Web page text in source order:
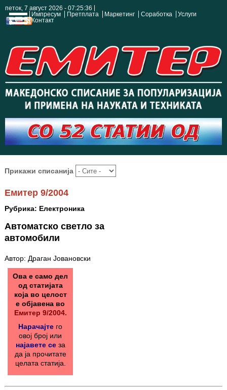
петок, 7 август 2026 - 07:25:36
Импресум
Претплата Маркетинг Соработка
Услуги
Контакт
Прикажи списанија
Емитер 9/2004
Рубрика: Електроника
Автоматско светло за
автомобили
Автор: Драган Јовановски
Ова е само дел
од статијата
која во целост
е објавена во
Емитер 9/2004.
Нарачајте го
овој број или
најавете сеза
да ја прочитате
целата статија.